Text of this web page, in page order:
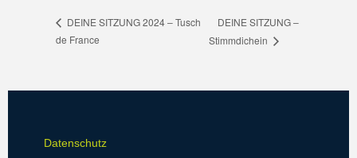
DEINE SITZUNG 2024 – Tusch
de France
DEINE SITZUNG –
Stimmdichein
Datenschutz